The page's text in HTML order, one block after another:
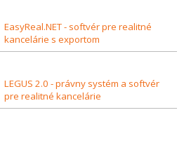
EasyReal.NET - softvér pre realitné
kancelárie s exportom
LEGUS 2.0 - právny systém a softvér
pre realitné kancelárie